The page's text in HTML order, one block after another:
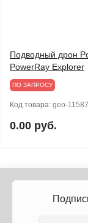
Подводный дрон
PowerRay Explorer
ПО ЗАПРОСУ
Код товара: geo-
0.00 руб.